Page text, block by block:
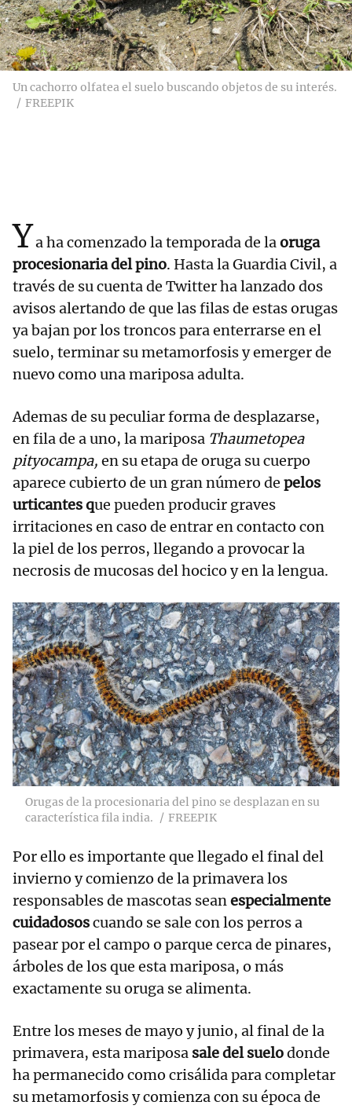
Un cachorro olfatea el suelo buscando objetos de su interés.
FREEPIK
Ya ha comenzado la temporada de laoruga
procesionaria del pino. Hasta la Guardia Civil, a
través de su cuenta de Twitter ha lanzado dos
avisos alertando de que las filas de estas orugas
ya bajan por los troncos para enterrarse en el
suelo, terminar su metamorfosis y emerger de
nuevo como una mariposa adulta.
Ademas de su peculiar forma de desplazarse,
en fila de a uno, la mariposa Thaumetopea
pityocampa, en su etapa de oruga su cuerpo
aparece cubierto de un gran número de pelos
urticantes que pueden producir graves
irritaciones en caso de entrar en contacto con
la piel de los perros, llegando a provocar la
necrosis de mucosas del hocico y en la lengua.
Orugas de la procesionaria del pino se desplazan en su
característica fila india.
FREEPIK
Por ello es importante que llegado el final del
invierno y comienzo de la primavera los
responsables de mascotas seanespecialmente
cuidadososcuando se sale con los perros a
pasear por el campo o parque cerca de pinares,
árboles de los que esta mariposa, o más
exactamente su oruga se alimenta.
Entre los meses de mayo y junio, al final de la
primavera, esta mariposa sale del suelodonde
ha permanecido como crisálida para completar
su metamorfosis y comienza con su época de